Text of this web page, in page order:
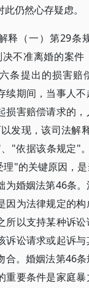
仍然心存疑虑。
释（一）第29条
不准离婚的案件
条提出的损害赔
续期间，当事人
损害赔偿请求的
发现，该司法解
"依据该条规定"
"的关键原因，
为婚姻法第46条
因为法律规定的
所以支持某种诉
诉讼请求或起诉
合。婚姻法第46
重要条件是家庭